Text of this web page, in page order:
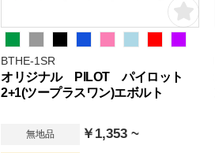
BTHE-1SR
オリジナル PILOT パイロット
2+1(ツープラスワン)エボルト
無地品 ￥1,353 ~